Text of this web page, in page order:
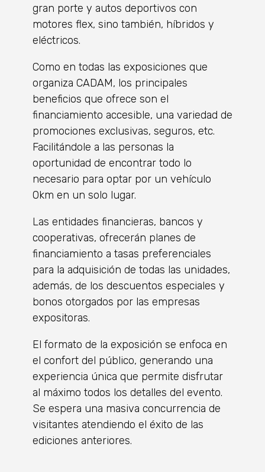
gran porte y autos deportivos con
motores flex, sino también, híbridos y
eléctricos.
Como en todas las exposiciones que
organiza CADAM, los principales
beneficios que ofrece son el
financiamiento accesible, una variedad de
promociones exclusivas, seguros, etc.
Facilitándole a las personas la
oportunidad de encontrar todo lo
necesario para optar por un vehículo
0km en un solo lugar.
Las entidades financieras, bancos y
cooperativas, ofrecerán planes de
financiamiento a tasas preferenciales
para la adquisición de todas las unidades,
además, de los descuentos especiales y
bonos otorgados por las empresas
expositoras.
El formato de la exposición se enfoca en
el confort del público, generando una
experiencia única que permite disfrutar
al máximo todos los detalles del evento.
Se espera una masiva concurrencia de
visitantes atendiendo el éxito de las
ediciones anteriores.